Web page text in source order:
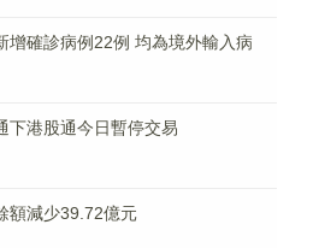
增確診病例22例 均為境外輸入病
下港股通今日暫停交易
額減少39.72億元